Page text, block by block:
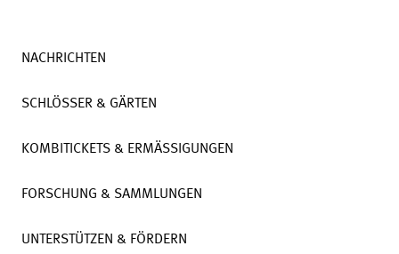
NACHRICHTEN
SCHLÖSSER & GÄRTEN
KOMBITICKETS & ERMÄSSIGUNGEN
FORSCHUNG & SAMMLUNGEN
UNTERSTÜTZEN & FÖRDERN